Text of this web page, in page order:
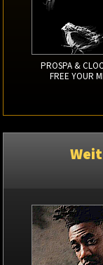
PROSPA &
FREE YOUR